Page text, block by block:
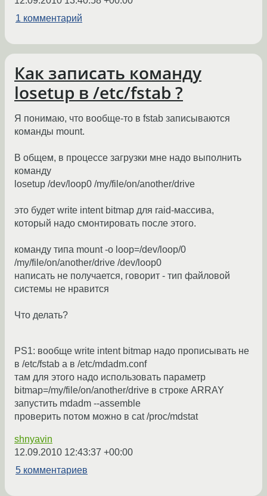
1 комментарий
Как записать команду
losetup в /etc/fstab ?
Я понимаю, что вообще-то в fstab записываются
команды mount.
В общем, в процессе загрузки мне надо выполнить
команду
losetup /dev/loop0 /my/file/on/another/drive
это будет write intent bitmap для raid-массива,
который надо смонтировать после этого.
команду типа mount -o loop=/dev/loop/0
/my/file/on/another/drive /dev/loop0
написать не получается, говорит - тип файловой
системы не нравится
Что делать?
PS1: вообще write intent bitmap надо прописывать не
в /etc/fstab а в /etc/mdadm.conf
там для этого надо использовать параметр
bitmap=/my/file/on/another/drive в строке ARRAY
запустить mdadm --assemble
проверить потом можно в cat /proc/mdstat
shnyavin
12.09.2010 12:43:37 +00:00
5 комментариев